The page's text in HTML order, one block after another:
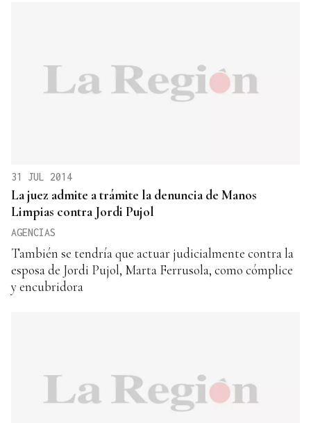
31 JUL 2014
La juez admite a trámite la denuncia de Manos
Limpias contra Jordi Pujol
AGENCIAS
También se tendría que actuar judicialmente contra la
esposa de Jordi Pujol, Marta Ferrusola, como cómplice
y encubridora